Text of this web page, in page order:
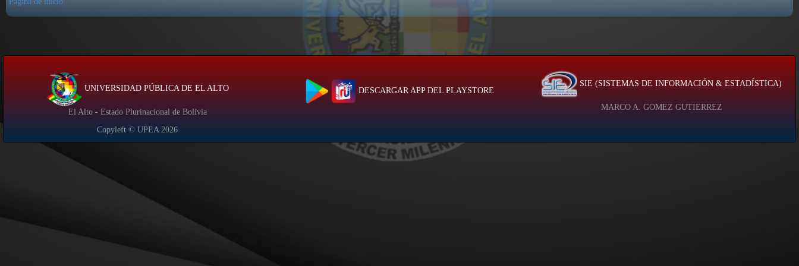
UNIVERSIDAD PÚBLICA DE EL ALTO
El Alto - Estado Plurinacional de Bolivia
Copyleft © UPEA2026
DESCARGAR APP DEL PLAYSTORE
SIE (SISTEMAS DE INFORMACIÓN & ESTADÍSTICA)
MARCO A. GOMEZ GUTIERREZ